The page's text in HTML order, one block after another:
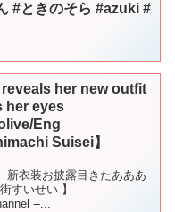
#ときのそら #azuki #
her new outfit
her eyes
Eng
Suisei】
新衣装お披露目きたあああ
すいせい 】
--...